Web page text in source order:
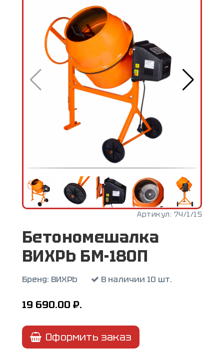
Артикул: 74/1/15
Бетономешалка
ВИХРЬ БМ-180П
Бренд: ВИХРЬ В наличии 10 шт.
19 690.00 ₽.
Оформить заказ